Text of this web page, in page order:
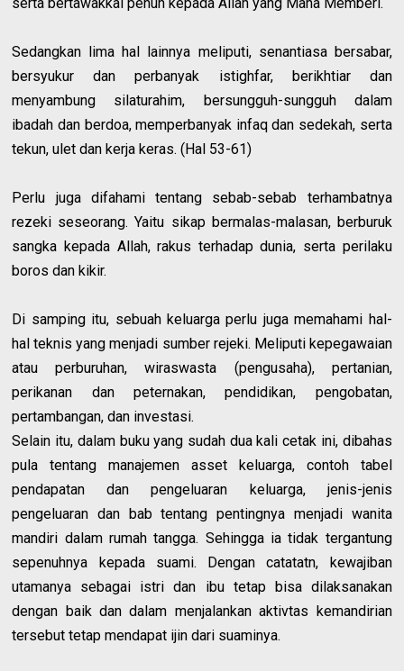
Sedangkan lima hal lainnya meliputi, senantiasa bersabar,
bersyukur dan perbanyak istighfar, berikhtiar dan
menyambung silaturahim, bersungguh-sungguh dalam
ibadah dan berdoa, memperbanyak infaq dan sedekah, serta
tekun, ulet dan kerja keras. (Hal 53-61)
Perlu juga difahami tentang sebab-sebab terhambatnya
rezeki seseorang. Yaitu sikap bermalas-malasan, berburuk
sangka kepada Allah, rakus terhadap dunia, serta perilaku
boros dan kikir.
Di samping itu, sebuah keluarga perlu juga memahami hal-
hal teknis yang menjadi sumber rejeki. Meliputi kepegawaian
atau perburuhan, wiraswasta (pengusaha), pertanian,
perikanan dan peternakan, pendidikan, pengobatan,
pertambangan, dan investasi.
Selain itu, dalam buku yang sudah dua kali cetak ini, dibahas
pula tentang manajemen asset keluarga, contoh tabel
pendapatan dan pengeluaran keluarga, jenis-jenis
pengeluaran dan bab tentang pentingnya menjadi wanita
mandiri dalam rumah tangga. Sehingga ia tidak tergantung
sepenuhnya kepada suami. Dengan catatatn, kewajiban
utamanya sebagai istri dan ibu tetap bisa dilaksanakan
dengan baik dan dalam menjalankan aktivtas kemandirian
tersebut tetap mendapat ijin dari suaminya.